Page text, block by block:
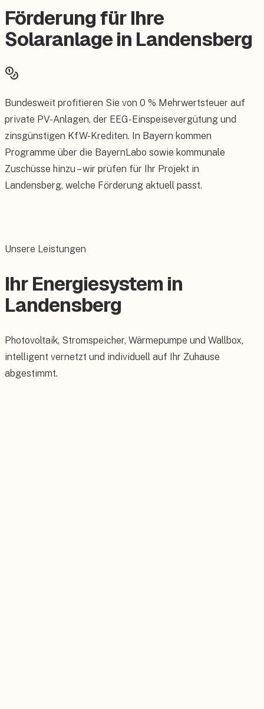
Förderung für Ihre
Solaranlage in Landensberg
Bundesweit profitieren Sie von 0 % Mehrwertsteuer auf
private PV-Anlagen, der EEG-Einspeisevergütung und
zinsgünstigen KfW-Krediten. In Bayern kommen
Programme über die BayernLabo sowie kommunale
Zuschüsse hinzu – wir prüfen für Ihr Projekt in
Landensberg, welche Förderung aktuell passt.
Unsere Leistungen
Ihr Energiesystem in
Landensberg
Photovoltaik, Stromspeicher, Wärmepumpe und Wallbox,
intelligent vernetzt und individuell auf Ihr Zuhause
abgestimmt.